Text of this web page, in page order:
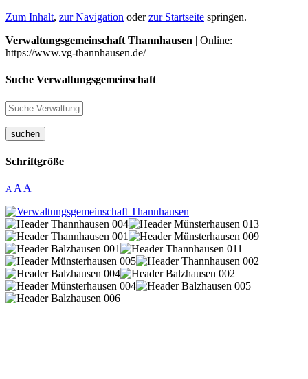
Zum Inhalt, zur Navigation oderzur Startseite springen.
Verwaltungsgemeinschaft Thannhausen | Online:
https://www.vg-thannhausen.de/
Suche Verwaltungsgemeinschaft
suchen
Schriftgröße
A A A